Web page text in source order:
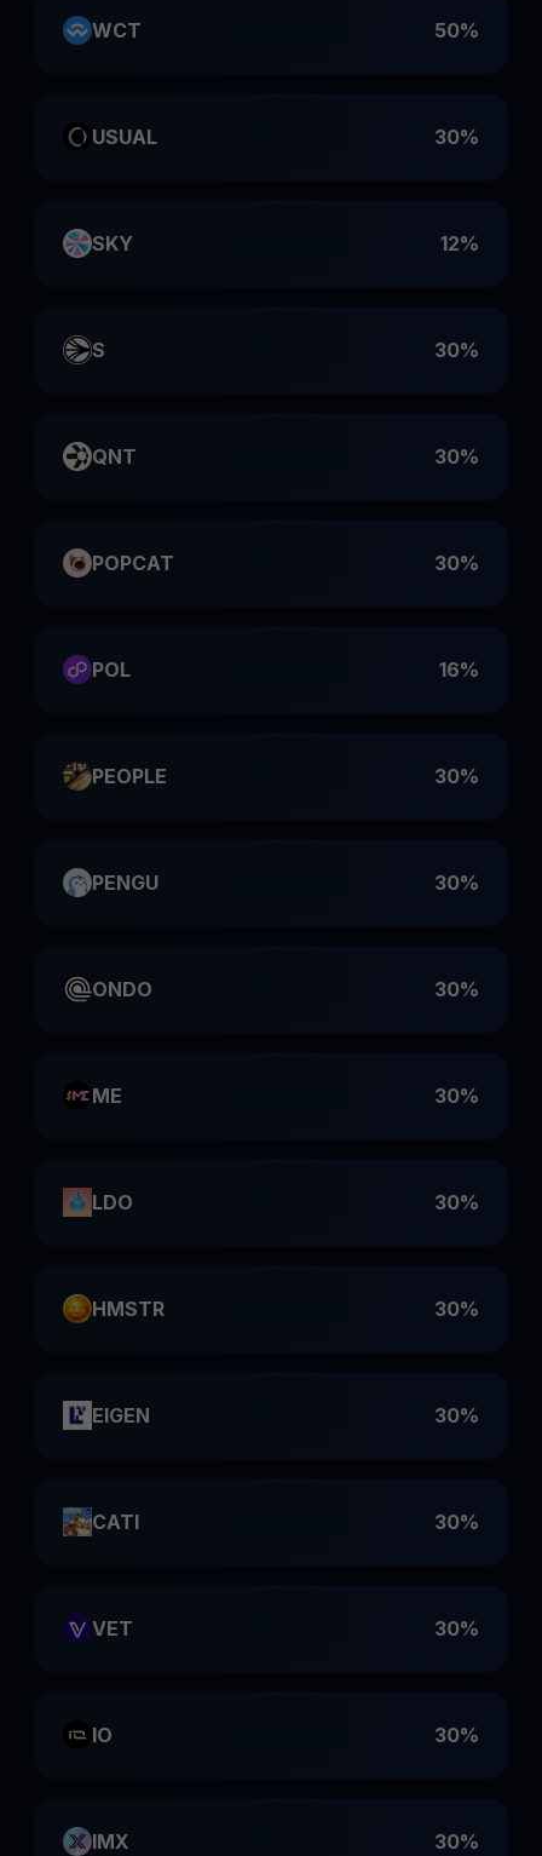
WCT 50%
USUAL 30%
SKY 12%
S 30%
QNT 30%
POPCAT 30%
POL 16%
PEOPLE 30%
PENGU 30%
ONDO 30%
ME 30%
LDO 30%
HMSTR 30%
EIGEN 30%
CATI 30%
VET 30%
IO 30%
IMX 30%